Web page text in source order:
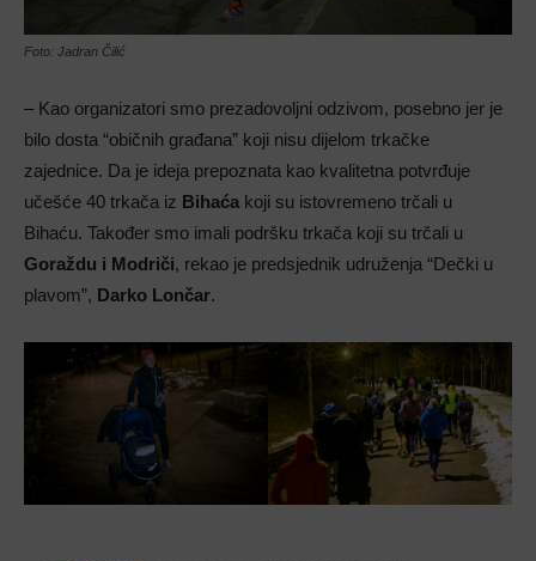
Foto: Jadran Čilić
– Kao organizatori smo prezadovoljni odzivom, posebno jer je
bilo dosta “običnih građana” koji nisu dijelom trkačke
zajednice. Da je ideja prepoznata kao kvalitetna potvrđuje
učešće 40 trkača iz Bihaća koji su istovremeno trčali u
Bihaću. Također smo imali podršku trkača koji su trčali u
Goraždu i Modriči, rekao je predsjednik udruženja “Dečki u
plavom”, Darko Lončar.